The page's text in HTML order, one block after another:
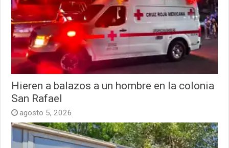
Hieren a balazos a un hombre en la colonia
San Rafael
agosto 5, 2026